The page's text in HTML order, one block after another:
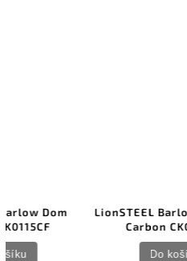
LionSTEEL Barlow Warhorse
Carbon CK0122CF